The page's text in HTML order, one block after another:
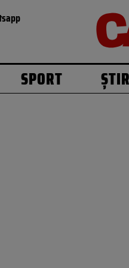
SPORT